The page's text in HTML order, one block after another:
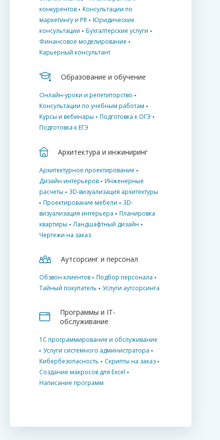
конкурентов
Консультации по
маркетингу и PR
Юридические
консультации
Бухгалтерские услуги
Финансовое моделирование
Карьерный консультант
Образование и обучение
Онлайн-уроки и репетиторство
Консультации по учебным работам
Курсы и вебинары
Подготовка к ОГЭ
Подготовка к ЕГЭ
Архитектура и инжиниринг
Архитектурное проектирование
Дизайн интерьеров
Инженерные
расчеты
3D-визуализация архитектуры
Проектирование мебели
3D-
визуализация интерьера
Планировка
квартиры
Ландшафтный дизайн
Чертежи на заказ
Аутсорсинг и персонал
Обзвон клиентов
Подбор персонала
Тайный покупатель
Услуги аутсорсинга
Программы и IT-
обслуживание
1С программирование и обслуживание
Услуги системного администратора
Кибербезопасность
Скрипты на заказ
Создание макросов для Excel
Написание программ